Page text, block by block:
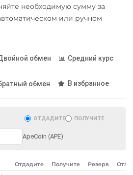
Tornado Cash (TORN)
Tron (TRX)
Открытие RUB
Ощадбанк UAH
Почта Банк RUB
Райффайзен
необходимую сумму за
или ручном
обмен Средний курс
обмен В избранное
ОТДАДИТЕ ПОЛУЧИТЕ
ApeCoin (APE)
Отдадите Получите Резерв